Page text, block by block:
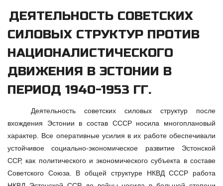
ДЕЯТЕЛЬНОСТЬ СОВЕТСКИХ
СИЛОВЫХ СТРУКТУР ПРОТИВ
НАЦИОНАЛИСТИЧЕСКОГО
ДВИЖЕНИЯ В ЭСТОНИИ В
ПЕРИОД 1940-1953 ГГ.
Деятельность советских силовых структур после
вхождения Эстонии в состав СССР носила многоплановый
характер. Все оперативные усилия в их работе обеспечивали
устойчивое социально-экономическое развитие Эстонской
ССР, как политического и экономического субъекта в составе
Советского Союза. В общей структуре НКВД СССР работа